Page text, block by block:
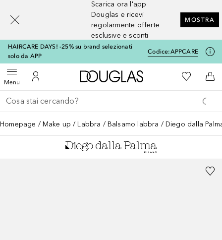
Scarica ora l'app
Douglas e ricevi
regolarmente offerte
esclusive e sconti
MOSTRA
HAIRCARE DAYS! -25% su brand selezionati
solo da APP
Codice:APPCARE
MenuApri menuAl Mio Account
A Douglas HomeAlla Mia
Al
Torna indietro
Esegui ricerca
Homepage Make up Labbra Balsamo labbra Diego dalla
[navigation.slideout.screenreader]